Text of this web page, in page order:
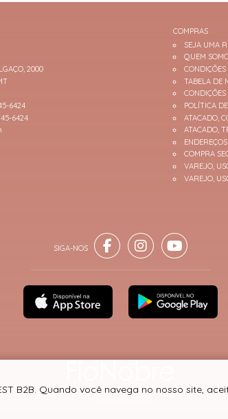
2000
6424
6424
COMPRAS
SEJA UMA
QUEM
TABELA DE
POLÍTICA
ATACADO,
ATACADO,
COMPRA
VAREJO,
VAREJO,
B2B. Quando você navega no nosso site,